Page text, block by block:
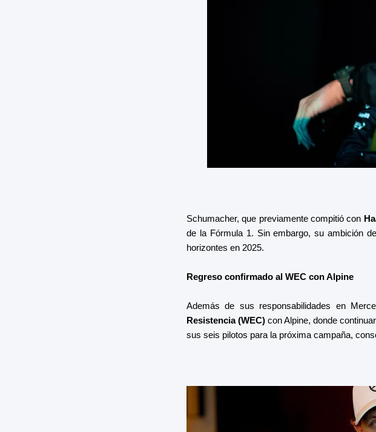
Schumacher, que previamente compitió con
de la Fórmula 1. Sin embargo, su ambición
horizontes en 2025.
Regreso confirmado al WEC con Alpine
Además de sus responsabilidades en
Resistencia (WEC) con Alpine, donde
sus seis pilotos para la próxima campaña,